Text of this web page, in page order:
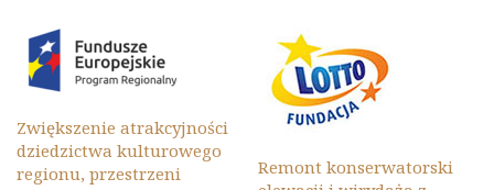
Zwiększenie atrakcyjności
dziedzictwa kulturowego
regionu, przestrzeni
Remont konserwatorski